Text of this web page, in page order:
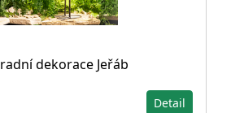
dekorace Jeřáb
Detail